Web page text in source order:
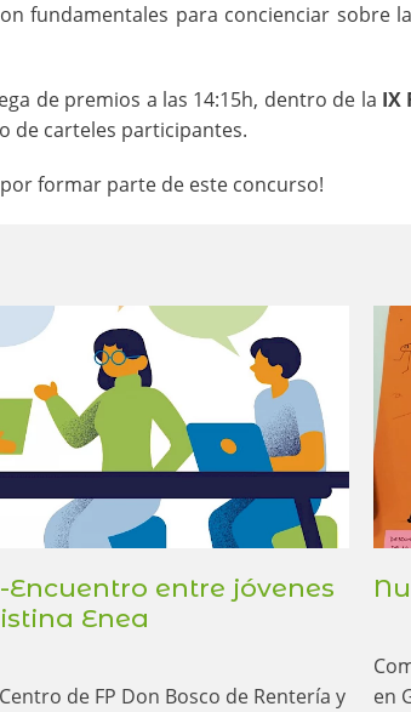
fundamentales para concienciar sobre
de premios a las 14:15h, dentro de la IX
de carteles participantes.
formar parte de este concurso!
Encuentro entre jóvenes
Enea
de FP Don Bosco de Rentería y
en